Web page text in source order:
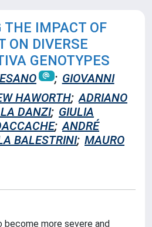
THE IMPACT OF
ON DIVERSE
GENOTYPES
; GIOVANNI
HAWORTH; ADRIANO
DANZI; GIULIA
; ANDRÉ
BALESTRINI; MAURO
more severe and